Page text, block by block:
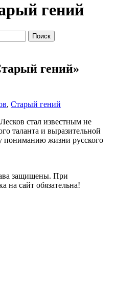
гений
Поиск
гений»
, Старый гений
стал известным не
таланта и выразительной
пониманию жизни русского
защищены. При
на сайт обязательна!